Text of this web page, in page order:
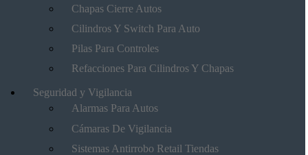
Chapas Cierre Autos
Cilindros Y Switch Para Auto
Pilas Para Controles
Refacciones Para Cilindros Y Chapas
Seguridad y Vigilancia
Alarmas Para Autos
Cámaras De Vigilancia
Sistemas Antirrobo Retail Tiendas